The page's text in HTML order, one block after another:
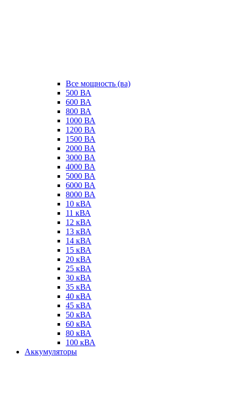
Все мощность (ва)
500 ВА
600 ВА
800 ВА
1000 ВА
1200 ВА
1500 ВА
2000 ВА
3000 ВА
4000 ВА
5000 ВА
6000 ВА
8000 ВА
10 кВА
11 кВА
12 кВА
13 кВА
14 кВА
15 кВА
20 кВА
25 кВА
30 кВА
35 кВА
40 кВА
45 кВА
50 кВА
60 кВА
80 кВА
100 кВА
Аккумуляторы